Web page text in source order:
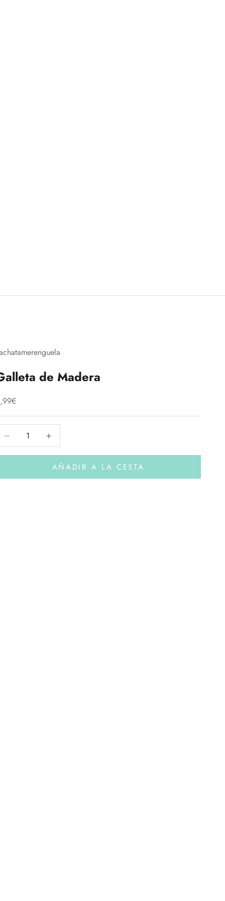
de Madera
de oferta
cantidadAumentar cantidad
AÑADIR A LA CESTA